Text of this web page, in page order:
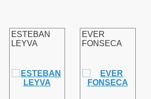
ESTEBAN
LEYVA
EVER
FONSECA